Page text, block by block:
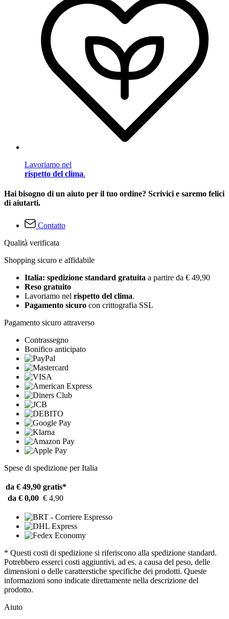
Lavoriamo nel
rispetto del clima.
Hai bisogno di un aiuto per il tuo ordine? Scrivici e saremo felici
di aiutarti.
Contatto
Qualità verificata
Shopping sicuro e affidabile
Italia: spedizione standard gratuita a partire da € 49,90
Reso gratuito
Lavoriamo nel rispetto del clima.
Pagamento sicuro con crittografia SSL
Pagamento sicuro attraverso
Contrassegno
Bonifico anticipato
Spese di spedizione per Italia
da € 49,90 gratis*
da € 0,00 € 4,90
* Questi costi di spedizione si riferiscono alla spedizione standard.
Potrebbero esserci costi aggiuntivi, ad es. a causa del peso, delle
dimensioni o delle caratterstiche specifiche dei prodotti. Queste
informazioni sono indicate direttamente nella descrizione del
prodotto.
Aiuto